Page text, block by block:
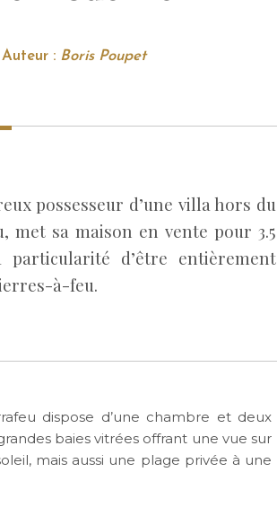
Auteur : Boris Poupet
possesseur d’une villa hors du
met sa maison en vente pour 3.5
d’être entièrement
à-feu.
dispose d’une chambre et deux
baies vitrées offrant une vue sur
mais aussi une plage privée à une